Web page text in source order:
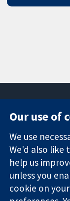
Trusted
evidence.
Informed
decisions.
Better health.
Our use of
We use
We'd also like
help us
unless you
cookie on